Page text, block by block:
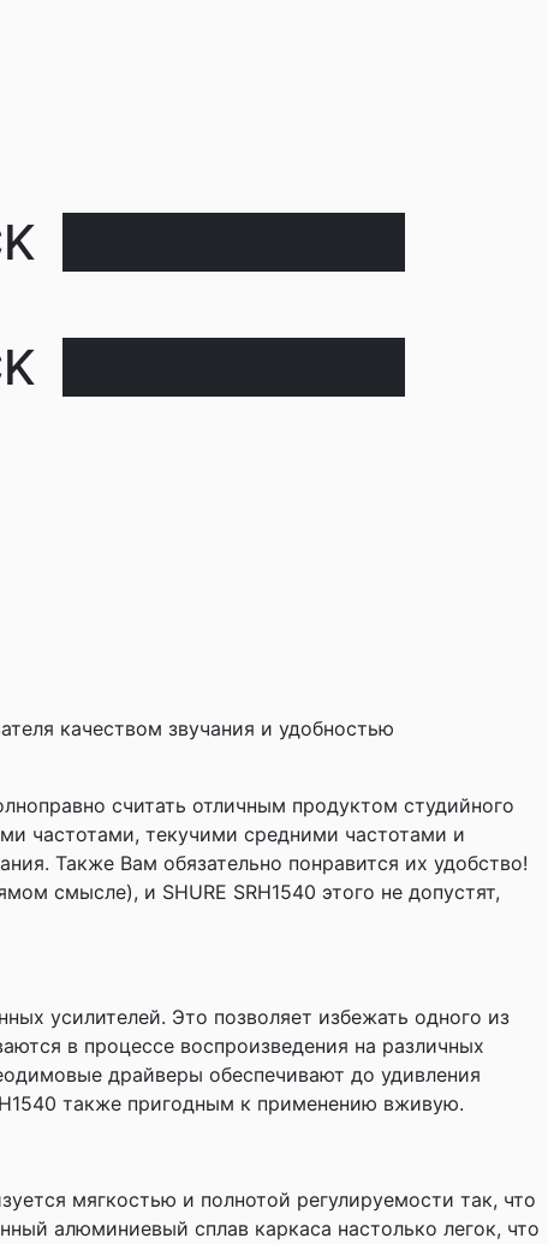
качеством звучания и удобностью
считать отличным продуктом студийного
частотами, текучими средними частотами и
Также Вам обязательно понравится их удобство!
смысле), и SHURE SRH1540 этого не допустят,
усилителей. Это позволяет избежать одного из
в процессе воспроизведения на различных
драйверы обеспечивают до удивления
также пригодным к применению вживую.
мягкостью и полнотой регулируемости так, что
алюминиевый сплав каркаса настолько легок, что